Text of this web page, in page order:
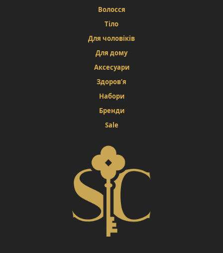
Волосся
Тіло
Для чоловіків
Для дому
Аксесуари
Здоров’я
Набори
Бренди
Sale